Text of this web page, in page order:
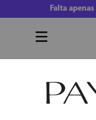
Falta apenas